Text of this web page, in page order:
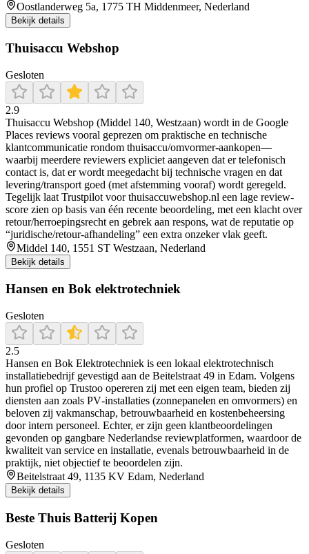
Oostlanderweg 5a, 1775 TH Middenmeer, Nederland
Bekijk details
Thuisaccu Webshop
Gesloten
2.9
Thuisaccu Webshop (Middel 140, Westzaan) wordt in de Google
Places reviews vooral geprezen om praktische en technische
klantcommunicatie rondom thuisaccu/omvormer-aankopen—
waarbij meerdere reviewers expliciet aangeven dat er telefonisch
contact is, dat er wordt meegedacht bij technische vragen en dat
levering/transport goed (met afstemming vooraf) wordt geregeld.
Tegelijk laat Trustpilot voor thuisaccuwebshop.nl een lage review-
score zien op basis van één recente beoordeling, met een klacht over
retour/herroepingsrecht en gebrek aan respons, wat de reputatie op
“juridische/retour-afhandeling” een extra onzeker vlak geeft.
Middel 140, 1551 ST Westzaan, Nederland
Bekijk details
Hansen en Bok elektrotechniek
Gesloten
2.5
Hansen en Bok Elektrotechniek is een lokaal elektrotechnisch
installatiebedrijf gevestigd aan de Beitelstraat 49 in Edam. Volgens
hun profiel op Trustoo opereren zij met een eigen team, bieden zij
diensten aan zoals PV‑installaties (zonnepanelen en omvormers) en
beloven zij vakmanschap, betrouwbaarheid en kostenbeheersing
door intern personeel. Echter, er zijn geen klantbeoordelingen
gevonden op gangbare Nederlandse reviewplatformen, waardoor de
kwaliteit van service en installatie, evenals betrouwbaarheid in de
praktijk, niet objectief te beoordelen zijn.
Beitelstraat 49, 1135 KV Edam, Nederland
Bekijk details
Beste Thuis Batterij Kopen
Gesloten